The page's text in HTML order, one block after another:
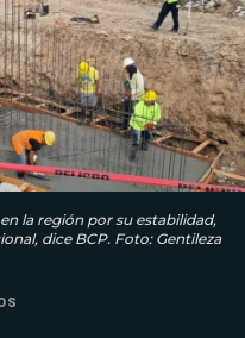
la región por su estabilidad,
dice BCP. Foto: Gentileza